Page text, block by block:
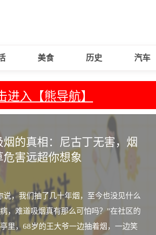
美食 历史 汽车
进入【熊导航】
烟的真相：尼古丁无害，烟
危害远超你想象
说，我们抽了几十年烟，至今也没见什么
，难道吸烟真有那么可怕吗？”在社区的
里，68岁的王大爷一边抽着烟，一边笑